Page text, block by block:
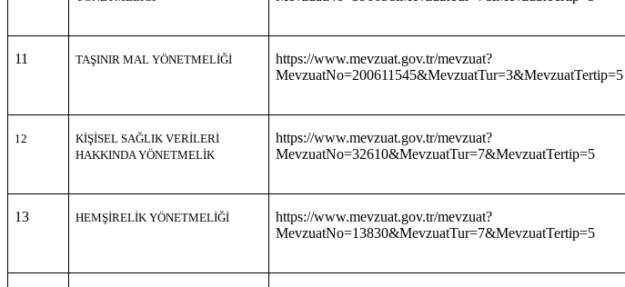
11 TAŞINIR MAL YÖNETMELİĞİ
https://www.mevzuat.gov.tr/mevzuat?
MevzuatNo=200611545&MevzuatTur=3&MevzuatTertip=5
12
KİŞİSEL SAĞLIK VERİLERİ
HAKKINDA YÖNETMELİK
https://www.mevzuat.gov.tr/mevzuat?
MevzuatNo=32610&MevzuatTur=7&MevzuatTertip=5
13 HEMŞİRELİK YÖNETMELİĞİ
https://www.mevzuat.gov.tr/mevzuat?
MevzuatNo=13830&MevzuatTur=7&MevzuatTertip=5